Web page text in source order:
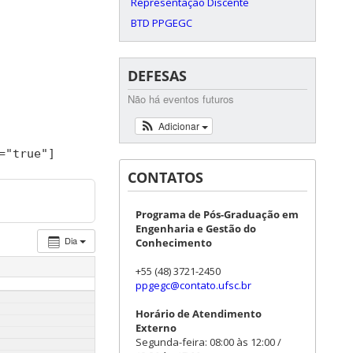
"true" ]
Dia
BTD PPGEGC
DEFESAS
Não há eventos futuros
Adicionar
CONTATOS
Programa de Pós-Graduação em
Engenharia e Gestão do
Conhecimento
+55 (48) 3721-2450
ppgegc@contato.ufsc.br
Horário de Atendimento
Externo
Segunda-feira: 08:00 às 12:00 /